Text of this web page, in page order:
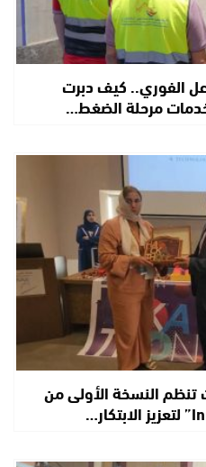
الفوري.. كيف دبرت
مرحلة الضغط…
النسخة الأولى من